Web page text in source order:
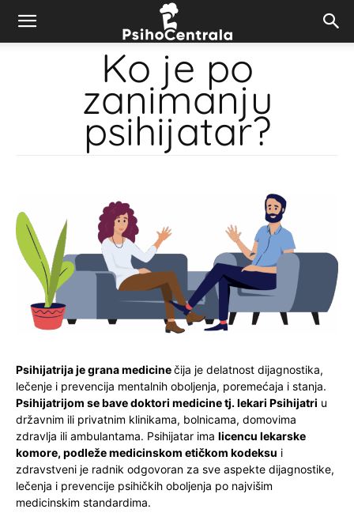
Ko je po
zanimanju
psihijatar?
Psihijatrija je grana medicinečija je delatnost dijagnostika,
lečenje i prevencija mentalnih oboljenja, poremećaja i stanja.
Psihijatrijom se bave doktori medicine tj. lekari Psihijatri u
državnim ili privatnim klinikama, bolnicama, domovima
zdravlja ili ambulantama. Psihijatar ima licencu lekarske
komore, podleže medicinskom etičkom kodeksu i
zdravstveni je radnik odgovoran za sve aspekte dijagnostike,
lečenja i prevencije psihičkih oboljenja po najvišim
medicinskim standardima.